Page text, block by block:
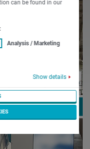
can be found in our
Analysis / Marketing
Show details